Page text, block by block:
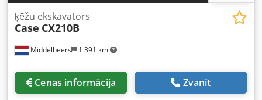
Middelbeers 1 391 km
ķēžu ekskavators
Case CX210B
Cenas informācija Zvanīt